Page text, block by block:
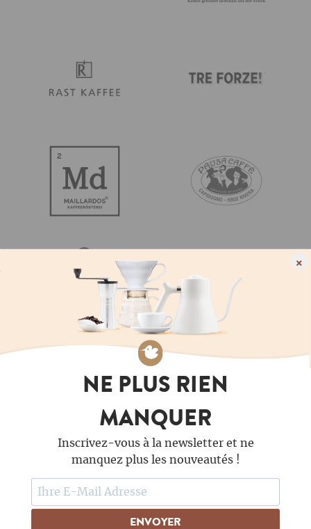
NE PLUS RIEN
MANQUER
Inscrivez-vous à la newsletter et ne
manquez plus les nouveautés !
ENVOYER
×
SUIS-NOUS